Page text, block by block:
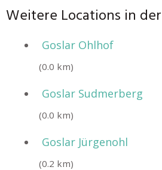
Weitere Locations in
Goslar Ohlhof
(0.0 km)
Goslar Sudmerberg
(0.0 km)
Goslar Jürgenohl
(0.2 km)